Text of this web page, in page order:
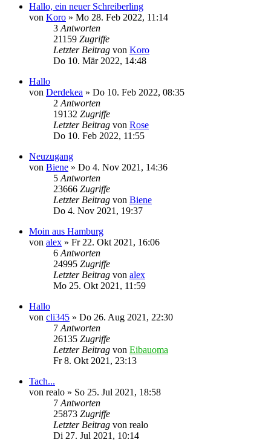
Hallo, ein neuer Schreiberling
von Koro » Mo 28. Feb 2022, 11:14
3 Antworten
21159 Zugriffe
Letzter Beitrag von Koro
Do 10. Mär 2022, 14:48
Hallo
von Derdekea » Do 10. Feb 2022, 08:35
2 Antworten
19132 Zugriffe
Letzter Beitrag von Rose
Do 10. Feb 2022, 11:55
Neuzugang
von Biene » Do 4. Nov 2021, 14:36
5 Antworten
23666 Zugriffe
Letzter Beitrag von Biene
Do 4. Nov 2021, 19:37
Moin aus Hamburg
von alex » Fr 22. Okt 2021, 16:06
6 Antworten
24995 Zugriffe
Letzter Beitrag von alex
Mo 25. Okt 2021, 11:59
Hallo
von cli345 » Do 26. Aug 2021, 22:30
7 Antworten
26135 Zugriffe
Letzter Beitrag von Eibauoma
Fr 8. Okt 2021, 23:13
Tach...
von realo » So 25. Jul 2021, 18:58
7 Antworten
25873 Zugriffe
Letzter Beitrag von realo
Di 27. Jul 2021, 10:14